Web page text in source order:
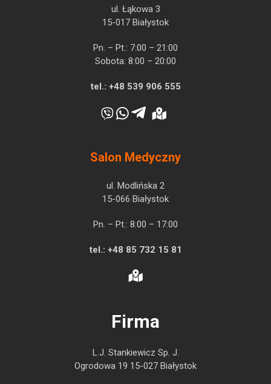
ul. Łąkowa 3
15-017 Białystok
Pn. – Pt.: 7:00 – 21:00
Sobota: 8:00 – 20:00
tel.: +48 539 906 555
Salon Medyczny
ul. Modlińska 2
15-066 Białystok
Pn. – Pt.: 8:00 – 17:00
tel.: +48 85 732 15 81
Firma
L.J. Stankiewicz Sp. J.
Ogrodowa 19 15-027 Białystok